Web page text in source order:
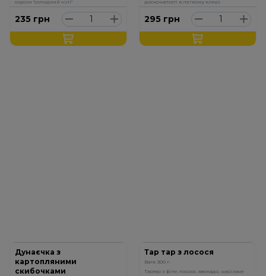
соусом "солодкий чілі"
235 грн
досконалості в легкому клярі.
295 грн
Дунаєчка з
картопляними
скибочками
Тар тар з лосося
Вага: 300 г.
Тартар з філе лосося, авокадо, нарізане